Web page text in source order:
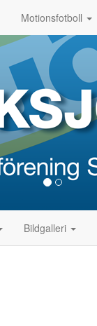
Motionsfotboll
Bildgalleri